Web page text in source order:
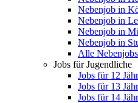
Nebenjob in
Nebenjob in
Nebenjob in
Nebenjob in
Alle Nebenjobs
Jobs für Jugendliche
Jobs für 12
Jobs für 13
Jobs für 14